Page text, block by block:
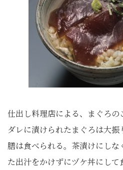
仕出し料理店による、まぐろ
ダレに漬けられたまぐろは大
膳は食べられる。茶漬けにし
た出汁をかけずにヅケ丼にして